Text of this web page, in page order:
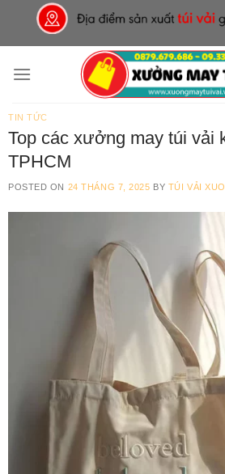
content
TIN TỨC
Top các xưởng may túi vải
TPHCM
POSTED ON 24 THÁNG 7, 2025 BY TÚI VẢI